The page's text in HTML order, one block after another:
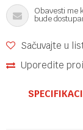
Obavesti me
bude
Sačuvajte u
Uporedite